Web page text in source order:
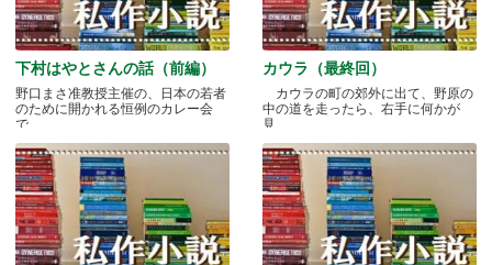
下村はやとさんの話（前編）
野口まさ准教授主催の、日本の若者
のために開かれる恒例のカレー会
で.....
カウラ（最終回）
カウラの町の郊外に出て、野原の
中の道を走ったら、右手に何かが
見.....